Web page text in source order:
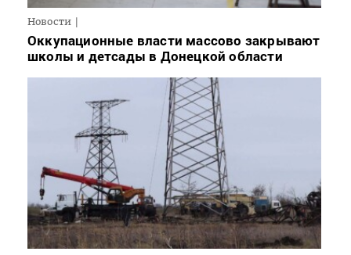
Новости
Оккупационные власти массово закрывают
школы и детсады в Донецкой области